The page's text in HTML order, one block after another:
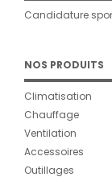
Candidature
NOS PRODUITS
Climatisation
Chauffage
Ventilation
Accessoires
Outillages